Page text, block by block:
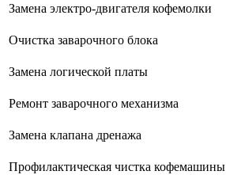
Замена электро-двигателя кофемолки
Очистка заварочного блока
Замена логической платы
Ремонт заварочного механизма
Замена клапана дренажа
Профилактическая чистка кофемашины